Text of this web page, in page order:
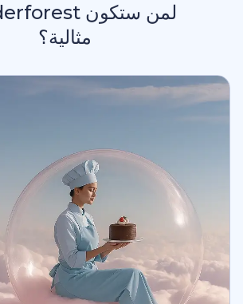
لمن ستكون Renderforest